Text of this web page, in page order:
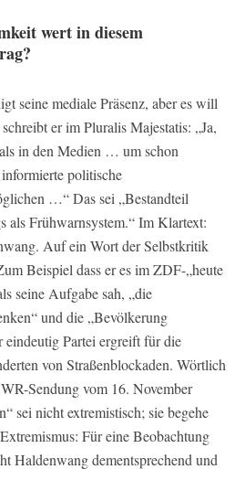
wert in diesem
seine mediale Präsenz, aber es will
er im Pluralis Majestatis: „Ja,
in den Medien … um schon
politische
…“ Das sei „Bestandteil
als Frühwarnsystem.“ Im Klartext:
Auf ein Wort der Selbstkritik
Beispiel dass er es im ZDF-„heute
seine Aufgabe sah, „die
und die „Bevölkerung
eindeutig Partei ergreift für die
von Straßenblockaden. Wörtlich
Sendung vom 16. November
sei nicht extremistisch; sie begehe
Für eine Beobachtung
Haldenwang dementsprechend und